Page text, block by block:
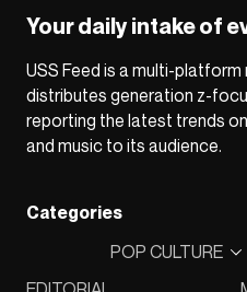
Your daily intake of
USS Feed is a multi-
distributes generation z-
reporting the latest trends
and music to its audience.
Categories
POP CULTURE